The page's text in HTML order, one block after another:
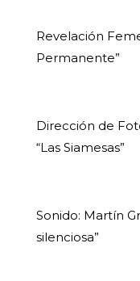
Revelación
Permanente”
Dirección de
“Las Siamesas”
Sonido: Martín
silenciosa”